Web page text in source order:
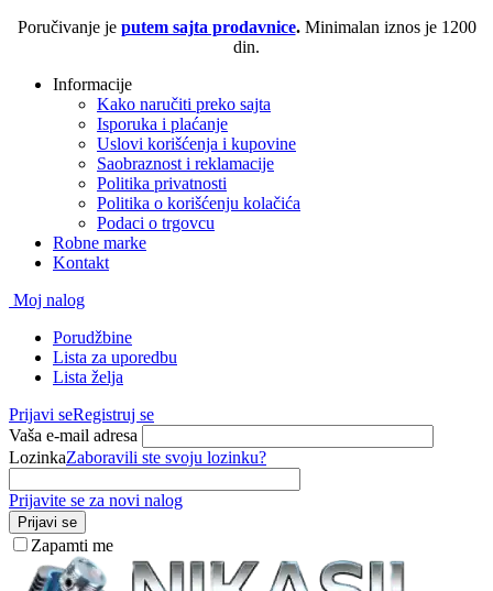
Poručivanje je putem sajta prodavnice. Minimalan iznos je 1200
din.
Informacije
Kako naručiti preko sajta
Isporuka i plaćanje
Uslovi korišćenja i kupovine
Saobraznost i reklamacije
Politika privatnosti
Politika o korišćenju kolačića
Podaci o trgovcu
Robne marke
Kontakt
Moj nalog
Porudžbine
Lista za uporedbu
Lista želja
Prijavi seRegistruj se
Vaša e-mail adresa
LozinkaZaboravili ste svoju lozinku?
Prijavite se za novi nalog
Prijavi se
Zapamti me